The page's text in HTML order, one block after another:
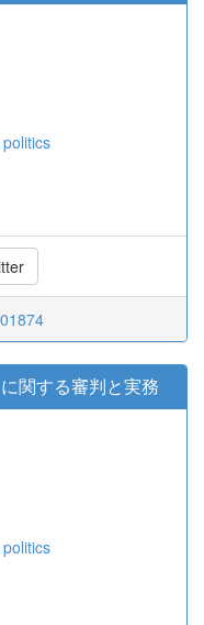
に関する審判と実務